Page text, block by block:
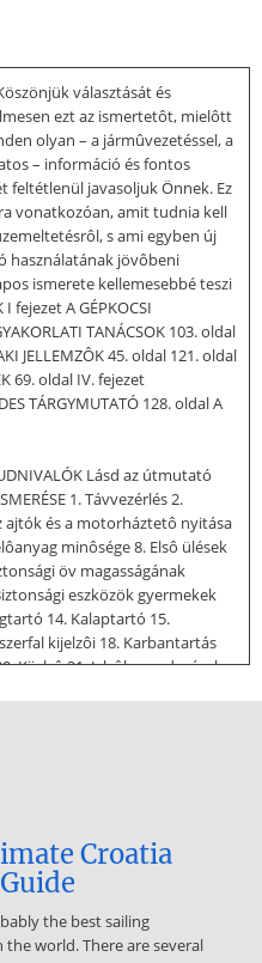
választását és
ezt az ismertetôt, mielôtt
olyan – a jármûvezetéssel, a
– információ és fontos
javasoljuk Önnek. Ez
vonatkozóan, amit tudnia kell
s ami egyben új
használatának jövôbeni
ismerete kellemesebbé teszi
I fejezet A GÉPKOCSI
TANÁCSOK 103. oldal
JELLEMZÔK 45. oldal 121. oldal
69. oldal IV. fejezet
TÁRGYMUTATÓ 128. oldal A
Lásd az útmutató
1. Távvezérlés 2.
ajtók és a motorháztetô nyitása
minôsége 8. Elsô ülések
öv magasságának
eszközök gyermekek
14. Kalaptartó 15.
kijelzôi 18. Karbantartás
Kijelzô 21. Jelzôberendezések
a B gombot. B
jeladót használ,
jár: Ha a mûvelet nem
A mûveletek sikeres
visszajelzôje villogással, az
Croatia
the best sailing
world. There are several